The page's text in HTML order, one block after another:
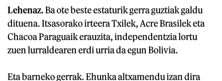
Lehenaz.Ba ote beste estaturik gerra guztiak galdu
dituena. Itsasorako irteera Txilek, Acre Brasilek eta
Chacoa Paraguaik erauzita, independentzia lortu
zuen lurraldearen erdi urria da egun Bolivia.
Eta barneko gerrak. Ehunka altxamendu izan dira